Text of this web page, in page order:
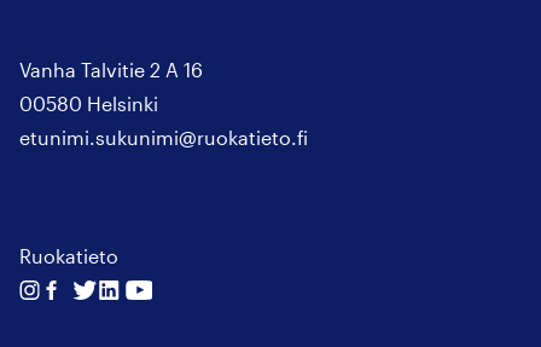
Vanha Talvitie 2 A 16
00580 Helsinki
etunimi.sukunimi@ruokatieto.fi
Ruokatieto
Seuraa
Seuraa
Seuraa
SeuraaSeuraa